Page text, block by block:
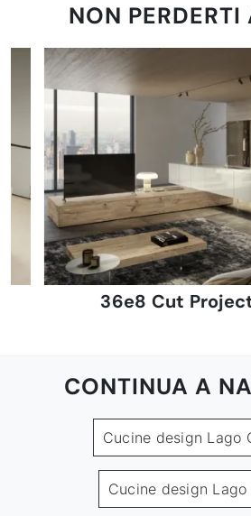
NON PERDERTI
36e8 Cut
CONTINUA A
Cucine design Lago
Cucine design Lago